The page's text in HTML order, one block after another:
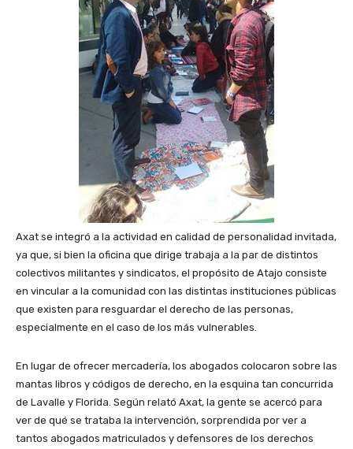
Axat se integró a la actividad en calidad de personalidad invitada,
ya que, si bien la oficina que dirige trabaja a la par de distintos
colectivos militantes y sindicatos, el propósito de Atajo consiste
en vincular a la comunidad con las distintas instituciones públicas
que existen para resguardar el derecho de las personas,
especialmente en el caso de los más vulnerables.
En lugar de ofrecer mercadería, los abogados colocaron sobre las
mantas libros y códigos de derecho, en la esquina tan concurrida
de Lavalle y Florida. Según relató Axat, la gente se acercó para
ver de qué se trataba la intervención, sorprendida por ver a
tantos abogados matriculados y defensores de los derechos